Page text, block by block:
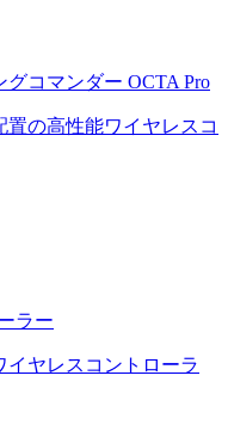
コマンダー OCTA Pro
の高性能ワイヤレスコ
ラー
イヤレスコントローラ